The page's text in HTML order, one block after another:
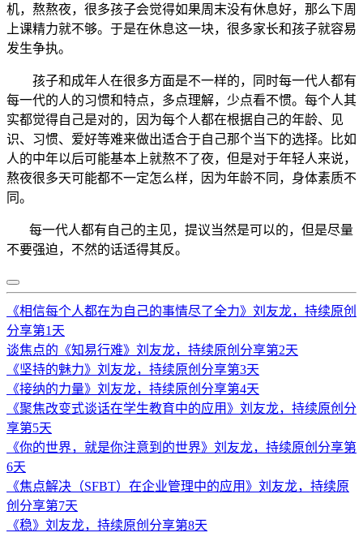
机，熬熬夜，很多孩子会觉得如果周末没有休息好，那么下周
上课精力就不够。于是在休息这一块，很多家长和孩子就容易
发生争执。
孩子和成年人在很多方面是不一样的，同时每一代人都有
每一代的人的习惯和特点，多点理解，少点看不惯。每个人其
实都觉得自己是对的，因为每个人都在根据自己的年龄、见
识、习惯、爱好等难来做出适合于自己那个当下的选择。比如
人的中年以后可能基本上就熬不了夜，但是对于年轻人来说，
熬夜很多天可能都不一定怎么样，因为年龄不同，身体素质不
同。
每一代人都有自己的主见，提议当然是可以的，但是尽量
不要强迫，不然的话适得其反。
《相信每个人都在为自己的事情尽了全力》刘友龙，持续原创
分享第1天
谈焦点的《知易行难》刘友龙，持续原创分享第2天
《坚持的魅力》刘友龙，持续原创分享第3天
《接纳的力量》刘友龙，持续原创分享第4天
《聚焦改变式谈话在学生教育中的应用》刘友龙，持续原创分
享第5天
《你的世界，就是你注意到的世界》刘友龙，持续原创分享第
6天
《焦点解决（SFBT）在企业管理中的应用》刘友龙，持续原
创分享第7天
《稳》刘友龙，持续原创分享第8天